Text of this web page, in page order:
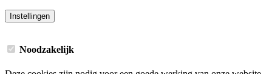
Instellingen
Noodzakelijk